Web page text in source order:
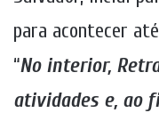
para acontecer
“No interior,
atividades e, ao